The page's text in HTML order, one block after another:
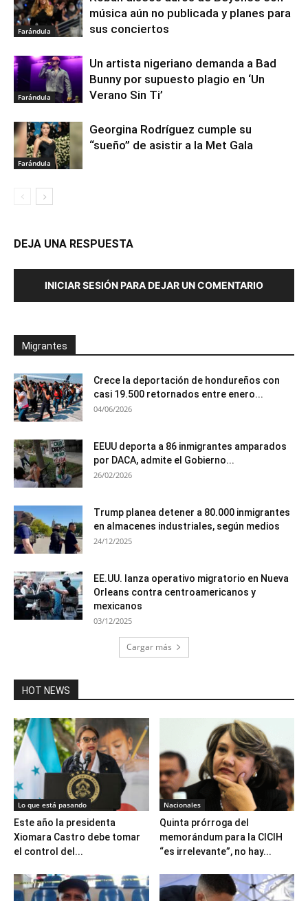
Farándula
música aún no publicada y planes para
sus conciertos
Farándula
Un artista nigeriano demanda a Bad
Bunny por supuesto plagio en ‘Un
Verano Sin Ti’
Farándula
Georgina Rodríguez cumple su
“sueño” de asistir a la Met Gala
DEJA UNA RESPUESTA
INICIAR SESIÓN PARA DEJAR UN COMENTARIO
Migrantes
Crece la deportación de hondureños con
casi 19.500 retornados entre enero...
04/06/2026
EEUU deporta a 86 inmigrantes amparados
por DACA, admite el Gobierno...
26/02/2026
Trump planea detener a 80.000 inmigrantes
en almacenes industriales, según medios
24/12/2025
EE.UU. lanza operativo migratorio en Nueva
Orleans contra centroamericanos y
mexicanos
03/12/2025
Cargar más
HOT NEWS
Lo que está pasando
Este año la presidenta
Xiomara Castro debe tomar
el control del...
Nacionales
Quinta prórroga del
memorándum para la CICIH
“es irrelevante”, no hay...